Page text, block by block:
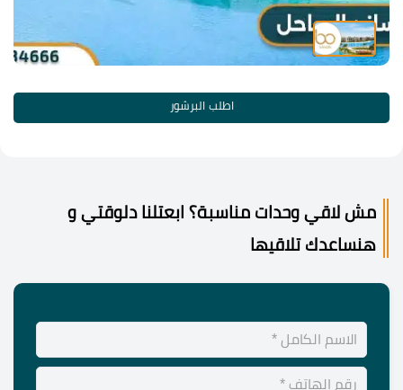
اطلب البرشور
مش لاقي وحدات مناسبة؟ ابعتلنا دلوقتي و
هنساعدك تلاقيها